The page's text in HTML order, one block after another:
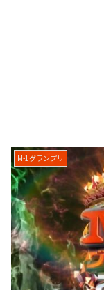
M-1グランプリ